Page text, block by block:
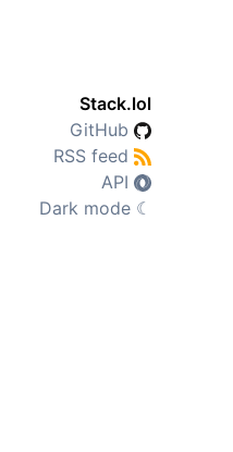
Stack.lol
☾
Dark mode